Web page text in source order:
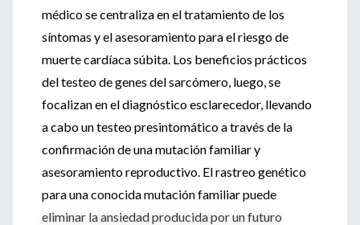
médico se centraliza en el tratamiento de los
síntomas y el asesoramiento para el riesgo de
muerte cardíaca súbita. Los beneficios prácticos
del testeo de genes del sarcómero, luego, se
focalizan en el diagnóstico esclarecedor, llevando
a cabo un testeo presintomático a través de la
confirmación de una mutación familiar y
asesoramiento reproductivo. El rastreo genético
para una conocida mutación familiar puede
eliminar la ansiedad producida por un futuro